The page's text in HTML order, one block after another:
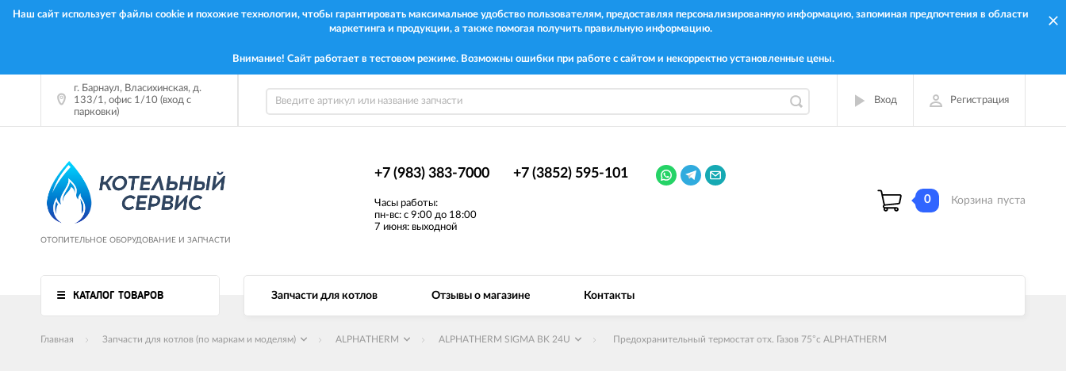
Наш сайт использует файлы cookie и похожие технологии, чтобы гарантировать максимальное удобство пользователям, предоставляя персонализированную информацию, запоминая предпочтения в области
маркетинга и продукции, а также помогая получить правильную информацию.
Внимание! Сайт работает в тестовом режиме. Возможны ошибки при работе с сайтом и некорректно установленные цены.
г. Барнаул, Власихинская, д.
133/1, офис 1/10 (вход с
парковки)
Вход Регистрация
ОТОПИТЕЛЬНОЕ ОБОРУДОВАНИЕ И ЗАПЧАСТИ
+7 (983) 383-7000 +7 (3852) 595-101
Часы работы:
пн-вс: с 9:00 до 18:00
7 июня: выходной
0 Корзина пуста
КАТАЛОГ ТОВАРОВ Запчасти для котлов Отзывы о магазине Контакты
Главная Запчасти для котлов (по маркам и моделям) ALPHATHERM ALPHATHERM SIGMA BK 24U Предохранительный термостат отх. Газов 75°c ALPHATHERM